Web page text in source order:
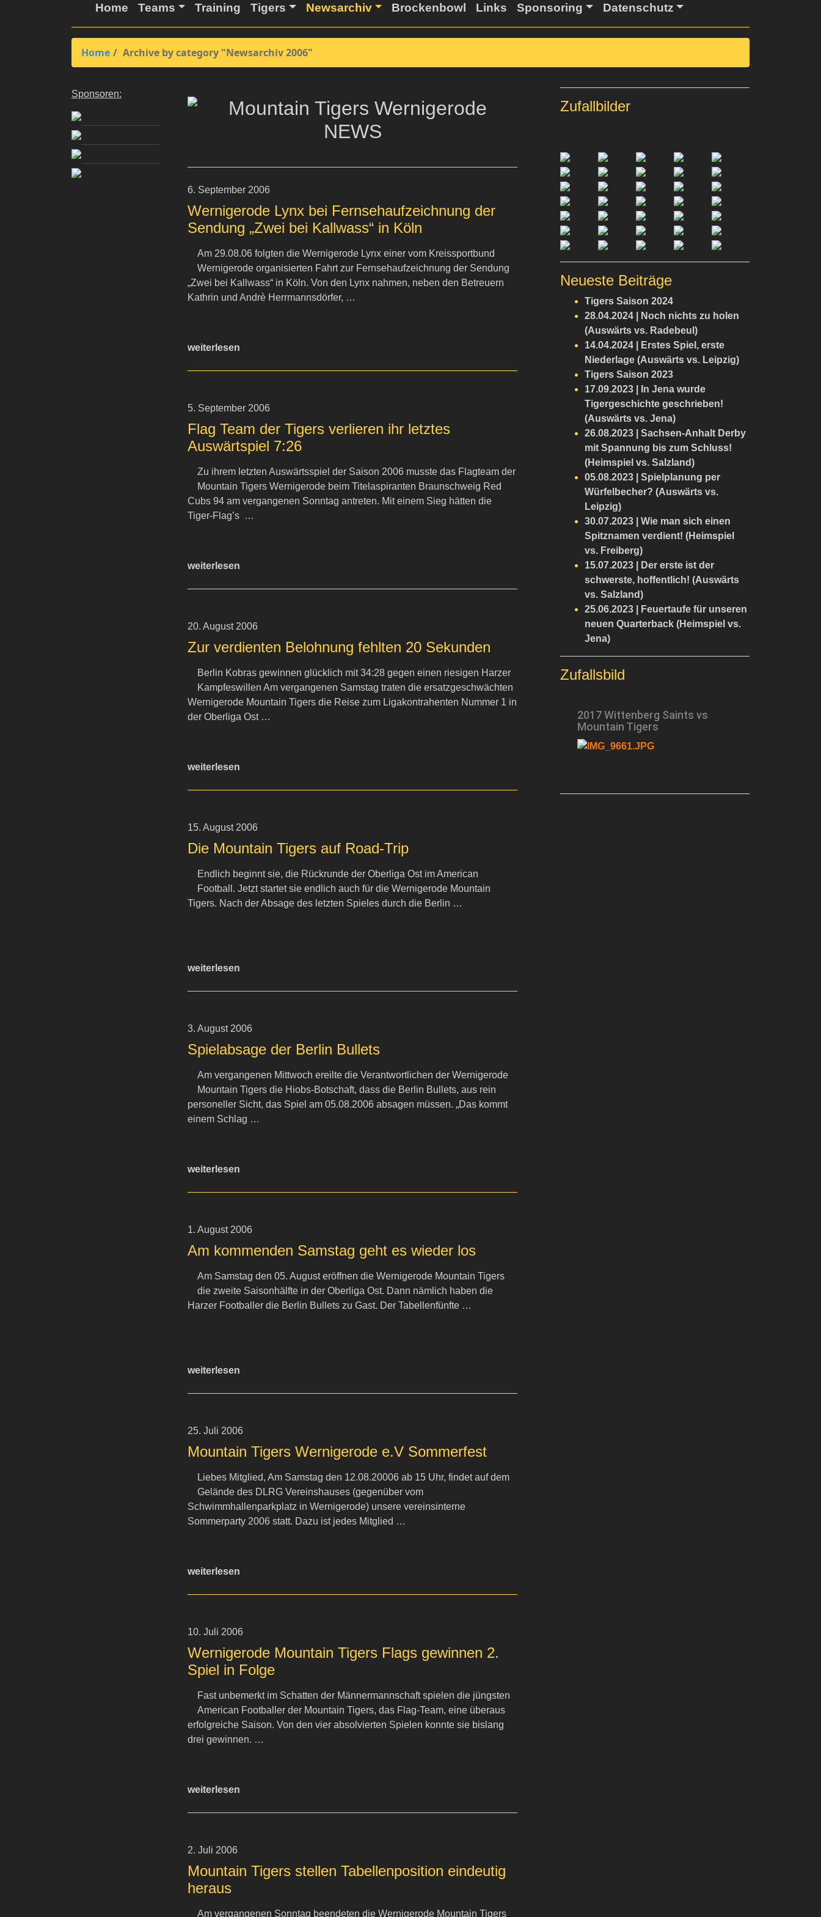
Home Teams Training Tigers Newsarchiv Brockenbowl Links Sponsoring Datenschutz
Home Archive by category "Newsarchiv 2006"
Sponsoren:
6. September 2006
Wernigerode Lynx bei Fernsehaufzeichnung der
Sendung „Zwei bei Kallwass“ in Köln
Am 29.08.06 folgten die Wernigerode Lynx einer vom Kreissportbund
Wernigerode organisierten Fahrt zur Fernsehaufzeichnung der Sendung
„Zwei bei Kallwass“ in Köln. Von den Lynx nahmen, neben den Betreuern
Kathrin und Andrè Herrmannsdörfer, …
weiterlesen
5. September 2006
Flag Team der Tigers verlieren ihr letztes
Auswärtspiel 7:26
Zu ihrem letzten Auswärtsspiel der Saison 2006 musste das Flagteam der
Mountain Tigers Wernigerode beim Titelaspiranten Braunschweig Red
Cubs 94 am vergangenen Sonntag antreten. Mit einem Sieg hätten die
Tiger-Flag’s …
weiterlesen
20. August 2006
Zur verdienten Belohnung fehlten 20 Sekunden
Berlin Kobras gewinnen glücklich mit 34:28 gegen einen riesigen Harzer
Kampfeswillen Am vergangenen Samstag traten die ersatzgeschwächten
Wernigerode Mountain Tigers die Reise zum Ligakontrahenten Nummer 1 in
der Oberliga Ost …
weiterlesen
15. August 2006
Die Mountain Tigers auf Road-Trip
Endlich beginnt sie, die Rückrunde der Oberliga Ost im American
Football. Jetzt startet sie endlich auch für die Wernigerode Mountain
Tigers. Nach der Absage des letzten Spieles durch die Berlin …
weiterlesen
3. August 2006
Spielabsage der Berlin Bullets
Am vergangenen Mittwoch ereilte die Verantwortlichen der Wernigerode
Mountain Tigers die Hiobs-Botschaft, dass die Berlin Bullets, aus rein
personeller Sicht, das Spiel am 05.08.2006 absagen müssen. „Das kommt
einem Schlag …
weiterlesen
1. August 2006
Am kommenden Samstag geht es wieder los
Am Samstag den 05. August eröffnen die Wernigerode Mountain Tigers
die zweite Saisonhälfte in der Oberliga Ost. Dann nämlich haben die
Harzer Footballer die Berlin Bullets zu Gast. Der Tabellenfünfte …
weiterlesen
25. Juli 2006
Mountain Tigers Wernigerode e.V Sommerfest
Liebes Mitglied, Am Samstag den 12.08.20006 ab 15 Uhr, findet auf dem
Gelände des DLRG Vereinshauses (gegenüber vom
Schwimmhallenparkplatz in Wernigerode) unsere vereinsinterne
Sommerparty 2006 statt. Dazu ist jedes Mitglied …
weiterlesen
10. Juli 2006
Wernigerode Mountain Tigers Flags gewinnen 2.
Spiel in Folge
Fast unbemerkt im Schatten der Männermannschaft spielen die jüngsten
American Footballer der Mountain Tigers, das Flag-Team, eine überaus
erfolgreiche Saison. Von den vier absolvierten Spielen konnte sie bislang
drei gewinnen. …
weiterlesen
2. Juli 2006
Mountain Tigers stellen Tabellenposition eindeutig
heraus
Am vergangenen Sonntag beendeten die Wernigerode Mountain Tigers
Zufallbilder
Neueste Beiträge
Tigers Saison 2024
28.04.2024 | Noch nichts zu holen
(Auswärts vs. Radebeul)
14.04.2024 | Erstes Spiel, erste
Niederlage (Auswärts vs. Leipzig)
Tigers Saison 2023
17.09.2023 | In Jena wurde
Tigergeschichte geschrieben!
(Auswärts vs. Jena)
26.08.2023 | Sachsen-Anhalt Derby
mit Spannung bis zum Schluss!
(Heimspiel vs. Salzland)
05.08.2023 | Spielplanung per
Würfelbecher? (Auswärts vs.
Leipzig)
30.07.2023 | Wie man sich einen
Spitznamen verdient! (Heimspiel
vs. Freiberg)
15.07.2023 | Der erste ist der
schwerste, hoffentlich! (Auswärts
vs. Salzland)
25.06.2023 | Feuertaufe für unseren
neuen Quarterback (Heimspiel vs.
Jena)
Zufallsbild
2017 Wittenberg Saints vs
Mountain Tigers